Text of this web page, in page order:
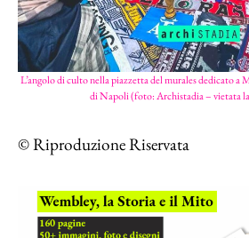
L’angolo di culto nella piazzetta del murales dedicato a
di Napoli (foto: Archistadia – vietata
© Riproduzione Riservata